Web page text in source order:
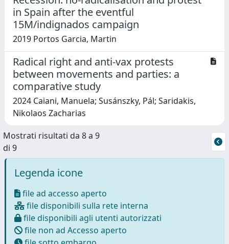
in Spain after the eventful
15M/indignados campaign
2019 Portos Garcia, Martin
Radical right and anti-vax protests
between movements and parties: a
comparative study
2024 Caiani, Manuela; Susánszky, Pál; Saridakis,
Nikolaos Zacharias
Mostrati risultati da 8 a 9
di 9
Legenda icone
file ad accesso aperto
file disponibili sulla rete interna
file disponibili agli utenti autorizzati
file non ad Accesso aperto